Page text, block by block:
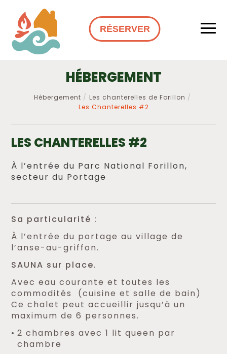
RÉSERVER
HÉBERGEMENT
Hébergement
Les chanterelles de Forillon
Les Chanterelles #2
LES CHANTERELLES #2
À l’entrée du Parc National Forillon,
secteur du Portage
Sa particularité :
À l’entrée du portage au village de
l’anse-au-griffon.
SAUNA sur place.
Avec eau courante et toutes les
commodités (cuisine et salle de bain)
Ce chalet peut accueillir jusqu’à un
maximum de 6 personnes.
2 chambres avec 1 lit queen par
chambre